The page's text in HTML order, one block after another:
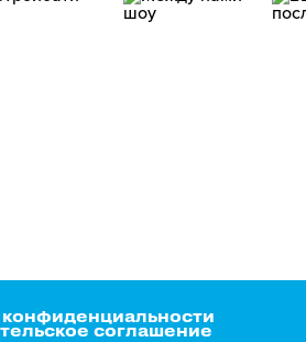
соглашение